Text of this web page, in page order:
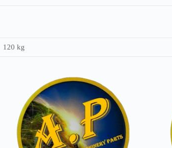
120 kg